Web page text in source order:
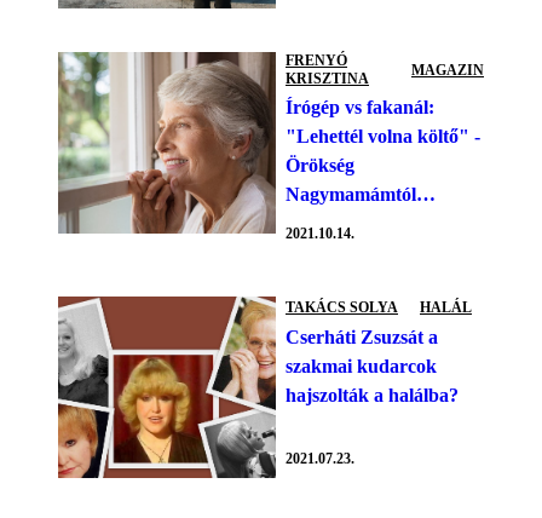
FRENYÓ
KRISZTINA
MAGAZIN
Írógép vs fakanál:
"Lehettél volna költő" -
Örökség
Nagymamámtól…
2021.10.14.
TAKÁCS SOLYA HALÁL
Cserháti Zsuzsát a
szakmai kudarcok
hajszolták a halálba?
2021.07.23.